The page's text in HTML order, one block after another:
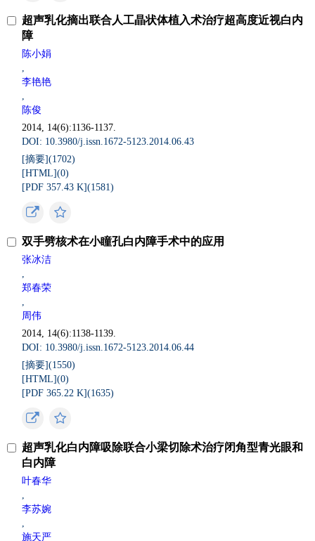
超声乳化摘出联合人工晶状体植入术治疗超高度近视白内
障
陈小娟
,
李艳艳
,
陈俊
2014, 14(6):1136-1137.
DOI: 10.3980/j.issn.1672-5123.2014.06.43
[摘要](1702)
[HTML](0)
[PDF 357.43 K](1581)
双手劈核术在小瞳孔白内障手术中的应用
张冰洁
,
郑春荣
,
周伟
2014, 14(6):1138-1139.
DOI: 10.3980/j.issn.1672-5123.2014.06.44
[摘要](1550)
[HTML](0)
[PDF 365.22 K](1635)
超声乳化白内障吸除联合小梁切除术治疗闭角型青光眼和
白内障
叶春华
,
李苏婉
,
施天严